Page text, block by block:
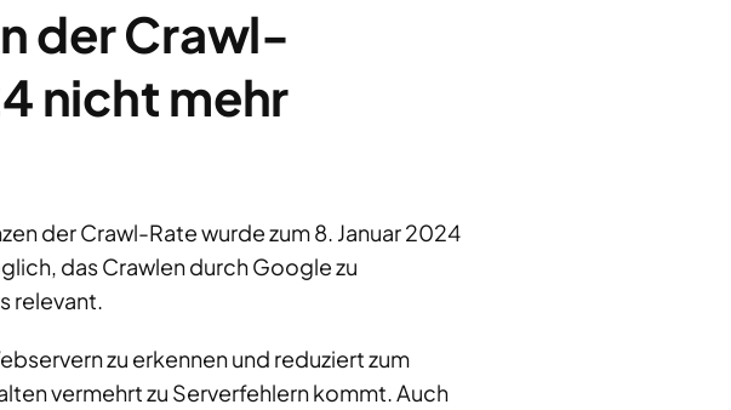
der Crawl-
nicht mehr
der Crawl-Rate wurde zum 8. Januar 2024
das Crawlen durch Google zu
relevant.
zu erkennen und reduziert zum
vermehrt zu Serverfehlern kommt. Auch